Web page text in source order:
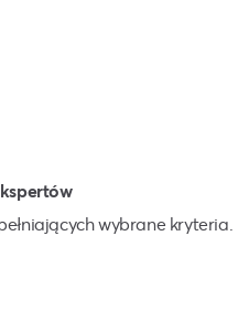
wybrane kryteria.